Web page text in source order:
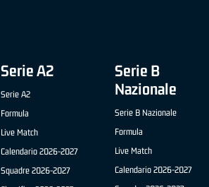
Serie A2
Serie A2
Formula
Live Match
Calendario 2026-2027
Squadre 2026-2027
Serie B
Nazionale
Serie B Nazionale
Formula
Live Match
Calendario 2026-2027